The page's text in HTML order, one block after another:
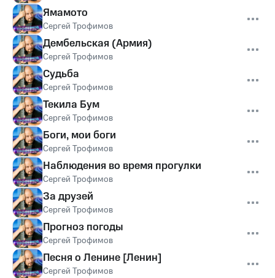
Ямамото
Сергей Трофимов
Дембельская (Армия)
Сергей Трофимов
Судьба
Сергей Трофимов
Текила Бум
Сергей Трофимов
Боги, мои боги
Сергей Трофимов
Наблюдения во время прогулки
Сергей Трофимов
За друзей
Сергей Трофимов
Прогноз погоды
Сергей Трофимов
Песня о Ленине [Ленин]
Сергей Трофимов